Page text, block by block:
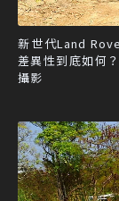
新世代Land
差異性到底如何
攝影